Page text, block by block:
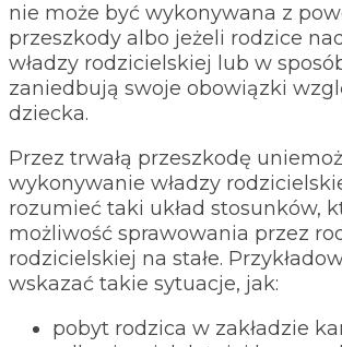
nie może być wykonywana z
przeszkody albo jeżeli rodzice
władzy rodzicielskiej lub w
zaniedbują swoje obowiązki
dziecka.
Przez trwałą przeszkodę
wykonywanie władzy
rozumieć taki układ stosunków,
możliwość sprawowania przez
rodzicielskiej na stałe.
wskazać takie sytuacje, jak:
pobyt rodzica w zakładzie